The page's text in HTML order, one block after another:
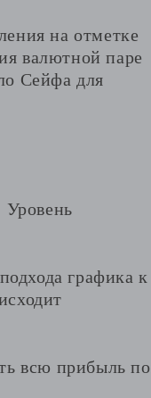
на отметке
валютной паре
Сейфа для
Уровень
графика к
всю прибыль по